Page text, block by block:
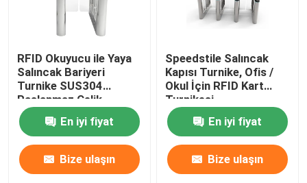
RFID Okuyucu ile Yaya
Salıncak Bariyeri
Turnike SUS304
Paslanmaz Çelik
En iyi fiyat
Bize ulaşın
Speedstile Salıncak
Kapısı Turnike, Ofis /
Okul İçin RFID Kart
Turnikesi
En iyi fiyat
Bize ulaşın